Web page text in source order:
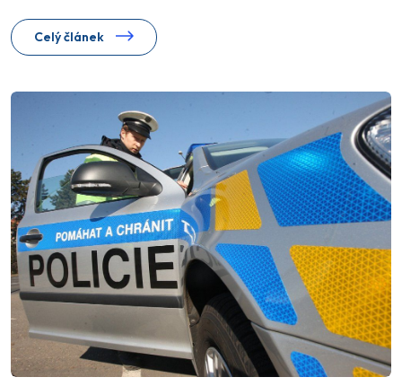
Celý článek